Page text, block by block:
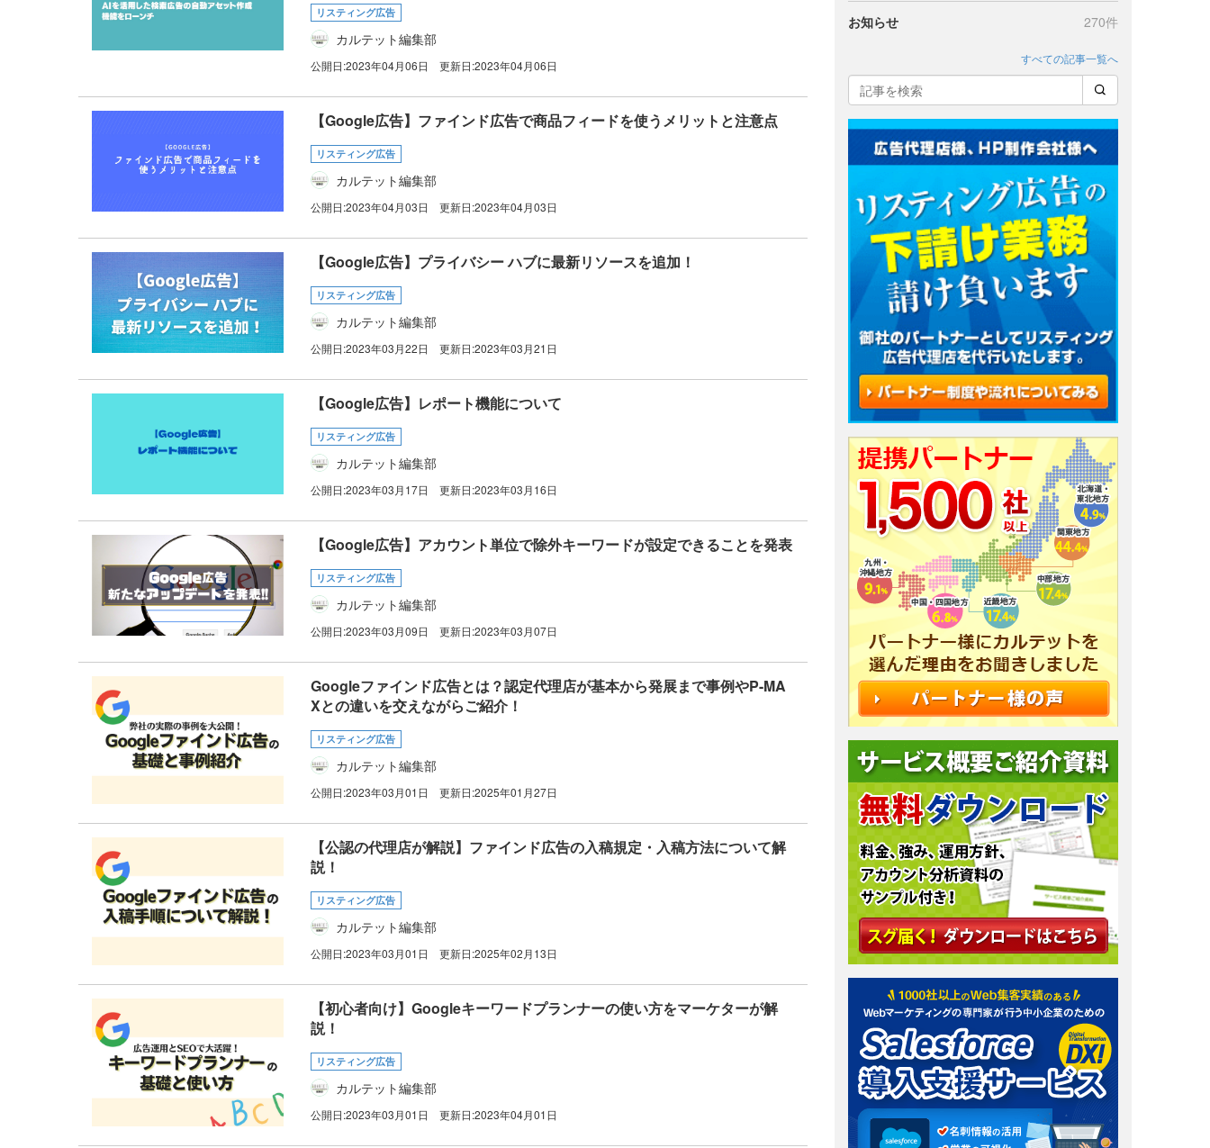
リスティング広告
カルテット編集部
公開日:2023年04月06日 更新日:2023年04月06日
【Google広告】ファインド広告で商品フィードを使うメリットと注意点
リスティング広告
カルテット編集部
公開日:2023年04月03日 更新日:2023年04月03日
【Google広告】プライバシー ハブに最新リソースを追加！
リスティング広告
カルテット編集部
公開日:2023年03月22日 更新日:2023年03月21日
【Google広告】レポート機能について
リスティング広告
カルテット編集部
公開日:2023年03月17日 更新日:2023年03月16日
【Google広告】アカウント単位で除外キーワードが設定できることを発表
リスティング広告
カルテット編集部
公開日:2023年03月09日 更新日:2023年03月07日
Googleファインド広告とは？認定代理店が基本から発展まで事例やP-MA
Xとの違いを交えながらご紹介！
リスティング広告
カルテット編集部
公開日:2023年03月01日 更新日:2025年01月27日
【公認の代理店が解説】ファインド広告の入稿規定・入稿方法について解
説！
リスティング広告
カルテット編集部
公開日:2023年03月01日 更新日:2025年02月13日
【初心者向け】Googleキーワードプランナーの使い方をマーケターが解
説！
リスティング広告
カルテット編集部
公開日:2023年03月01日 更新日:2023年04月01日
お知らせ 270件
すべての記事一覧へ